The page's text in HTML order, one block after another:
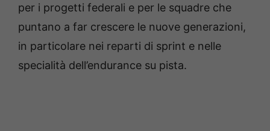
per i progetti federali e per le squadre che
puntano a far crescere le nuove generazioni,
in particolare nei reparti di sprint e nelle
specialità dell’endurance su pista.